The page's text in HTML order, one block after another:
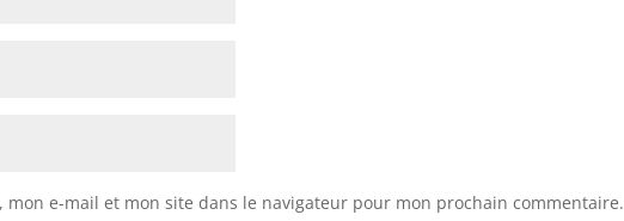
mon e-mail et mon site dans le navigateur pour mon prochain commentaire.